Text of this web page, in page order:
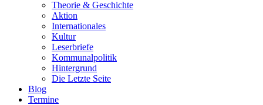
Theorie & Geschichte
Aktion
Internationales
Kultur
Leserbriefe
Kommunalpolitik
Hintergrund
Die Letzte Seite
Blog
Termine